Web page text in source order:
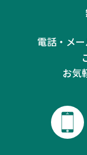
電話・メ
お気